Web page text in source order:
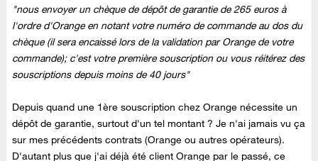
"nous envoyer un chèque de dépôt de garantie de 265 euros à
l'ordre d'Orange en notant votre numéro de commande au dos du
chèque (il sera encaissé lors de la validation par Orange de votre
commande); c'est votre première souscription ou vous réitérez des
souscriptions depuis moins de 40 jours"
Depuis quand une 1ère souscription chez Orange nécessite un
dépôt de garantie, surtout d'un tel montant ? Je n'ai jamais vu ça
sur mes précédents contrats (Orange ou autres opérateurs).
D'autant plus que j'ai déjà été client Orange par le passé, ce